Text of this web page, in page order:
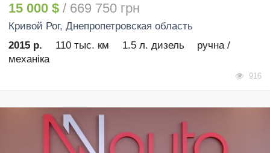
15 000 $ / 669 750 грн
Кривой Рог, Днепропетровская область
2015 р.
110 тыс. км 1.5 л. дизель
ручна /
механіка
916